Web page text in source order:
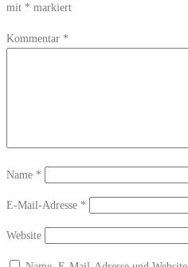
mit * markiert
Kommentar *
Name *
E-Mail-Adresse *
Website